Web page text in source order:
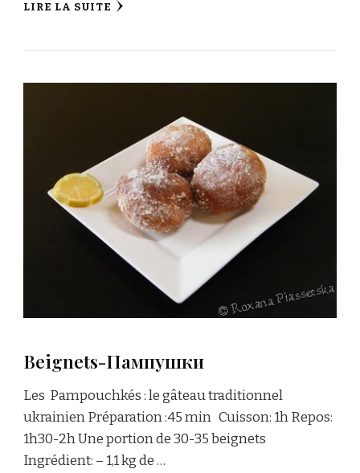
LIRE LA SUITE
Beignets-Пампушки
Les Pampouchkés : le gâteau traditionnel
ukrainien Préparation :45 min Cuisson: 1h Repos:
1h30-2h Une portion de 30-35 beignets
Ingrédient: – 1,1 kg de …